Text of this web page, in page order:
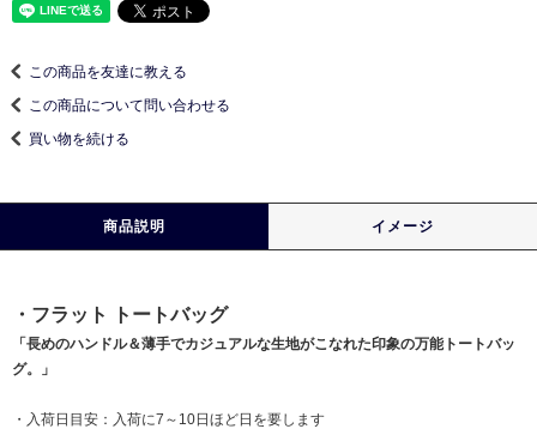
この商品を友達に教える
この商品について問い合わせる
買い物を続ける
商品説明 イメージ
・フラット トートバッグ
「長めのハンドル＆薄手でカジュアルな生地がこなれた印象の万能トートバッ
グ。」
・入荷日目安：入荷に7～10日ほど日を要します